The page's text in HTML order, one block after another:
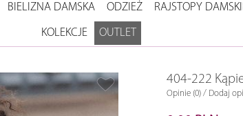
BIELIZNA DAMSKA ODZIEŻ RAJSTOPY
KOLEKCJE OUTLET
404-222
Opinie (0)/ Dodaj